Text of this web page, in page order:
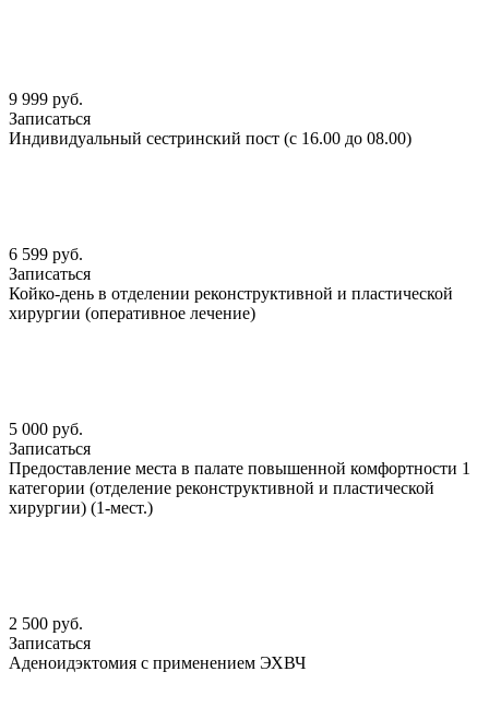
9 999 руб.
Записаться
Индивидуальный сестринский пост (с 16.00 до 08.00)
6 599 руб.
Записаться
Койко-день в отделении реконструктивной и пластической
хирургии (оперативное лечение)
5 000 руб.
Записаться
Предоставление места в палате повышенной комфортности 1
категории (отделение реконструктивной и пластической
хирургии) (1-мест.)
2 500 руб.
Записаться
Аденоидэктомия с применением ЭХВЧ